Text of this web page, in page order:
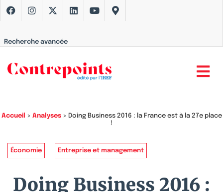
Recherche avancée
Accueil > Analyses> Doing Business 2016 : la France est à la 27e place
!
Économie Entreprise et management
Doing Business 2016 :